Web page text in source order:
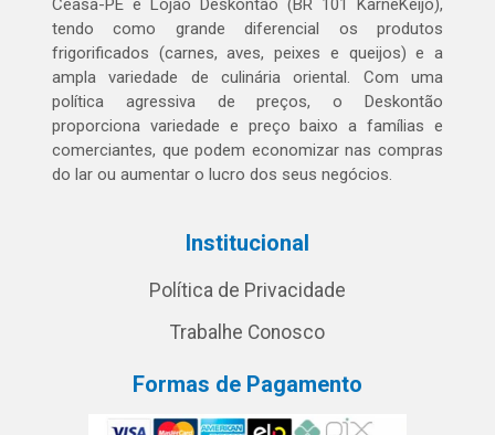
Ceasa-PE e Lojão Deskontão (BR 101 KarneKeijo),
tendo como grande diferencial os produtos
frigorificados (carnes, aves, peixes e queijos) e a
ampla variedade de culinária oriental. Com uma
política agressiva de preços, o Deskontão
proporciona variedade e preço baixo a famílias e
comerciantes, que podem economizar nas compras
do lar ou aumentar o lucro dos seus negócios.
Institucional
Política de Privacidade
Trabalhe Conosco
Formas de Pagamento